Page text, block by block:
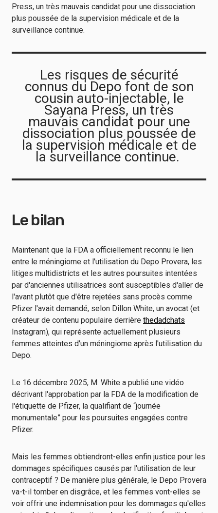
Press, un très mauvais candidat pour une dissociation
plus poussée de la supervision médicale et de la
surveillance continue.
Les risques de sécurité
connus du Depo font de son
cousin auto-injectable, le
Sayana Press, un très
mauvais candidat pour une
dissociation plus poussée de
la supervision médicale et de
la surveillance continue.
Le bilan
Maintenant que la FDA a officiellement reconnu le lien
entre le méningiome et l'utilisation du Depo Provera, les
litiges multidistricts et les autres poursuites intentées
par d'anciennes utilisatrices sont susceptibles d'aller de
l'avant plutôt que d'être rejetées sans procès comme
Pfizer l'avait demandé, selon Dillon White, un avocat (et
créateur de contenu populaire derrière thedadchats
Instagram), qui représente actuellement plusieurs
femmes atteintes d'un méningiome après l'utilisation du
Depo.
Le 16 décembre 2025, M. White a publié une vidéo
décrivant l'approbation par la FDA de la modification de
l'étiquette de Pfizer, la qualifiant de “journée
monumentale” pour les poursuites engagées contre
Pfizer.
Mais les femmes obtiendront-elles enfin justice pour les
dommages spécifiques causés par l'utilisation de leur
contraceptif ? De manière plus générale, le Depo Provera
va-t-il tomber en disgrâce, et les femmes vont-elles se
voir offrir une indemnisation pour les dommages qu'elles